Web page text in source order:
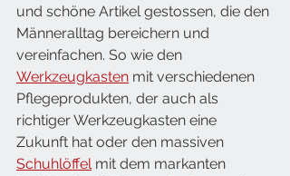
und schöne Artikel gestossen, die den
Männeralltag bereichern und
vereinfachen. So wie den
Werkzeugkasten mit verschiedenen
Pflegeprodukten, der auch als
richtiger Werkzeugkasten eine
Zukunft hat oder den massiven
Schuhlöffel mit dem markanten